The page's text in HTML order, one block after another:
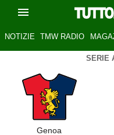
NOTIZIE TMW RADIO
SERIE
Genoa